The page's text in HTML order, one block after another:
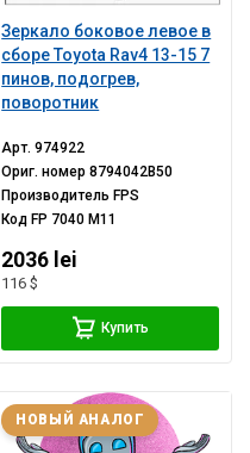
Зеркало боковое левое в
сборе Toyota Rav4 13-15 7
пинов, подогрев,
поворотник
Арт.974922
Ориг. номер8794042B50
Производитель FPS
Код FP 7040 M11
2036 lei
116 $
Купить
НОВЫЙ АНАЛОГ